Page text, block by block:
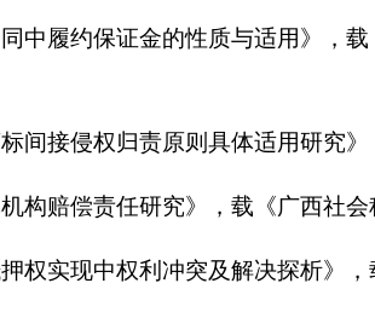
同中履约保证金的性质与适用》，
标间接侵权归责原则具体适用研究
构赔偿责任研究》，载《广西社
押权实现中权利冲突及解决探析》